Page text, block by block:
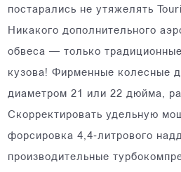
постарались не утяжелять
Никакого дополнительного
обвеса — только
кузова! Фирменные колесные
диаметром 21 или 22 дюйма,
Скорректировать удельную
форсировка 4,4‑литрового
производительные